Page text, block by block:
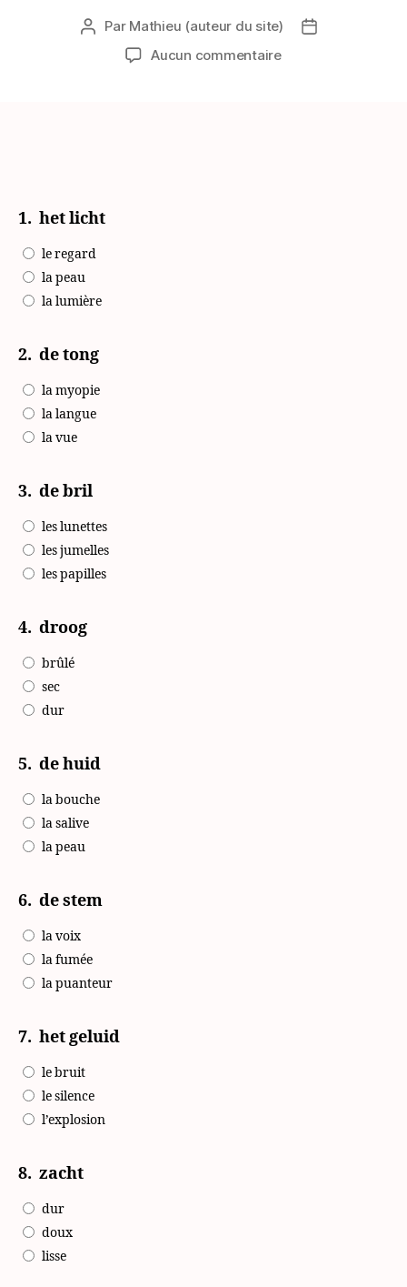
Auteur
l’article
Par Mathieu (auteur du site)
Date
Aucun commentairesur
1. het licht
le regard
la peau
la lumière
2. de tong
la myopie
la langue
la vue
3. de bril
les lunettes
les jumelles
les papilles
4. droog
brûlé
sec
dur
5. de huid
la bouche
la salive
la peau
6. de stem
la voix
la fumée
la puanteur
7. het geluid
le bruit
le silence
l’explosion
8. zacht
dur
doux
lisse